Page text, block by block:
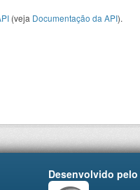
(veja Documentação da API).
Desenvolvido pelo